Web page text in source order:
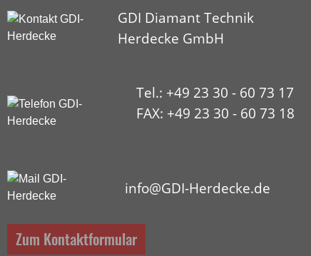
GDI Diamant Technik
Herdecke GmbH
Tel.: +49 23 30 - 60 73 17
FAX: +49 23 30 - 60 73 18
info@GDI-Herdecke.de
Zum Kontaktformular